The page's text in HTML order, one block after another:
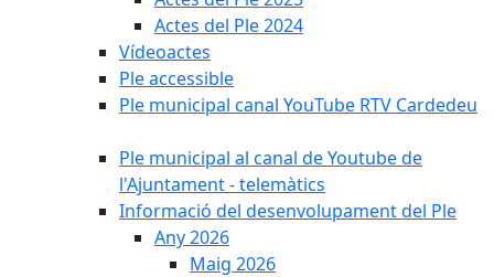
Actes del Ple 2024
Vídeoactes
Ple accessible
Ple municipal canal YouTube RTV Cardedeu
Ple municipal al canal de Youtube de
l'Ajuntament - telemàtics
Informació del desenvolupament del Ple
Any 2026
Maig 2026